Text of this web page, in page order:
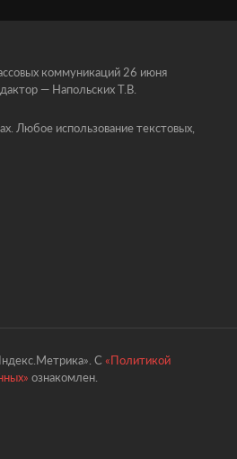
коммуникаций 26 июня
— Напольских Т.В.
Любое использование текстовых,
С«Политикой
ознакомлен.